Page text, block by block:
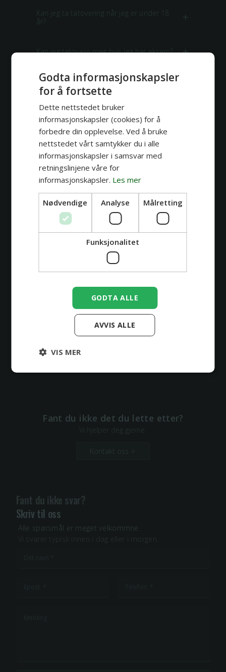
Kan jeg ta tatovering når jeg er under 18
år?
Kan jeg tatovere meg hvis jeg har eksem?
Kan man tatovere seg når man har
diabetes?
Kan gravide og ammende tatovere seg?
Kan man tatovere over arr og
strekkmerker?
Hva hvis jeg blir syk eller får en uforutsett
situasjon?
Hva skjer hvis jeg ikke betaler depositum i
Kan jeg endre eller avbestille timen min?
Får jeg refundert depositumet?
Hvorfor må jeg betale depositum?
Kan jeg ta blodprøve når jeg har en
Fant du ikke det du lette etter?
Vi hjelper deg gjerne.
Kontakt oss
Fant du ikke svar?
Skriv til oss
Alle spørsmål er meget velkommne.
Vi svarer typisk innen i dag eller i morgen.
Godta informasjonskapsler
for å fortsette
Dette nettstedet bruker
informasjonskapsler (cookies) for å
forbedre din opplevelse. Ved å bruke
nettstedet vårt samtykker du i alle
informasjonskapsler i samsvar med
retningslinjene våre for
informasjonskapsler. Les mer
Nødvendige Analyse Målretting
Funksjonalitet
GODTA ALLE
AVVIS ALLE
VIS MER